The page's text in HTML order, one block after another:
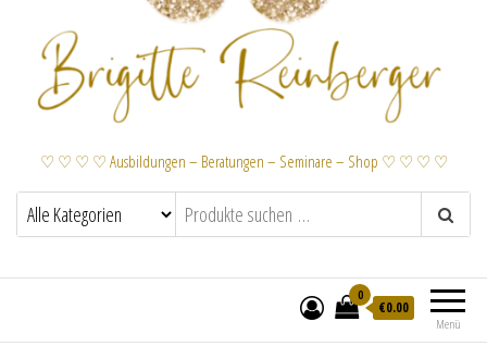
♡ ♡ ♡ ♡ Ausbildungen – Beratungen – Seminare – Shop ♡ ♡ ♡ ♡
Menü
0
€0.00